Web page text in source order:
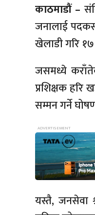
काठमाडौं –
जनालाई
खेलाडी गरि
जसमध्ये
प्रशिक्षक
सम्मन गर्ने
यस्तै, जनसेवा